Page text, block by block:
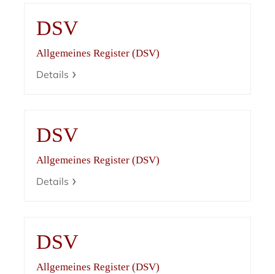
DSV
Allgemeines Register (DSV)
Details
DSV
Allgemeines Register (DSV)
Details
DSV
Allgemeines Register (DSV)